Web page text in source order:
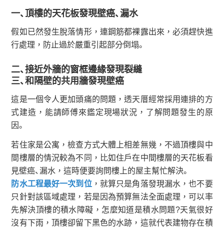
一、頂樓的天花板發現壁癌、漏水
假如已然發生脫落情形，連鋼筋都裸露出來，必須趕快進
行處理，防止過於嚴重引起部分倒塌。
二、接近外牆的窗框邊緣發現裂縫
三、和隔壁的共用牆發現壁癌
這是一個令人更加頭痛的問題，透天厝經常採用連排的方
式建造，能請師傅來鑑定現場狀況，了解問題發生的原
因。
若住家是公寓，檢查方式大體上相差無幾，不過頂樓與中
間樓層的情況較為不同，比如住戶在中間樓層的天花板看
見壁癌、漏水，這時便要詢問樓上的屋主幫忙解決。
防水工程最好一次到位，就算只是角落發現漏水，也不要
只針對該區域處理，若是因為預算無法全面處理，可以率
先解決頂樓的積水障礙，怎麼知道是積水問題?天氣很好
沒有下雨，頂樓卻留下黑色的水跡，這就代表建物存在積